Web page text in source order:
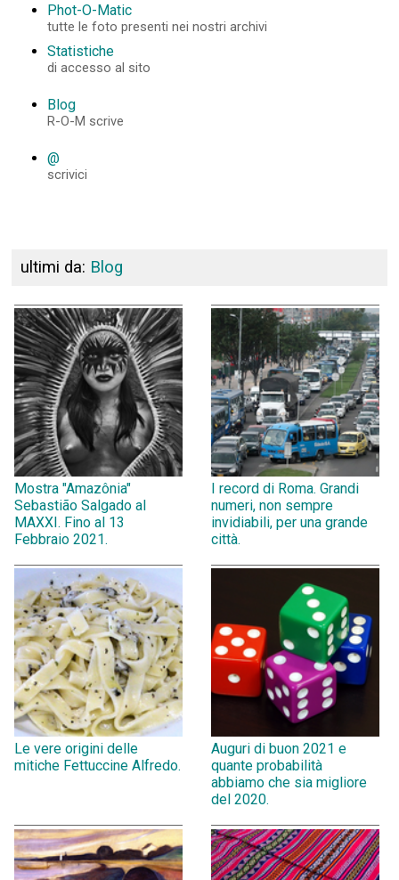
Phot-O-Matic
tutte le foto presenti nei nostri archivi
Statistiche
di accesso al sito
Blog
R-O-M scrive
@
scrivici
ultimi da: Blog
Mostra "Amazônia"
Sebastião Salgado al
MAXXI. Fino al 13
Febbraio 2021.
I record di Roma. Grandi
numeri, non sempre
invidiabili, per una grande
città.
Le vere origini delle
mitiche Fettuccine Alfredo.
Auguri di buon 2021 e
quante probabilità
abbiamo che sia migliore
del 2020.